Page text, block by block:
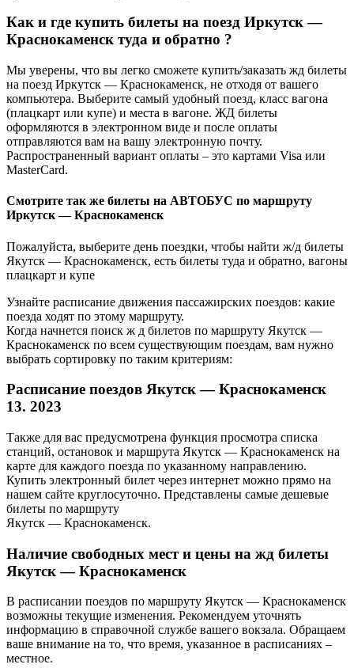
Как и где купить билеты на поезд Иркутск —
Краснокаменск туда и обратно ?
Мы уверены, что вы легко сможете купить/заказать жд билеты
на поезд Иркутск — Краснокаменск, не отходя от вашего
компьютера. Выберите самый удобный поезд, класс вагона
(плацкарт или купе) и места в вагоне. ЖД билеты
оформляются в электронном виде и после оплаты
отправляются вам на вашу электронную почту.
Распространенный вариант оплаты – это картами Visa или
MasterCard.
Смотрите так же билеты на АВТОБУС по маршруту
Иркутск — Краснокаменск
Пожалуйста, выберите день поездки, чтобы найти ж/д билеты
Якутск — Краснокаменск, есть билеты туда и обратно, вагоны
плацкарт и купе
Узнайте расписание движения пассажирских поездов: какие
поезда ходят по этому маршруту.
Когда начнется поиск ж д билетов по маршруту Якутск —
Краснокаменск по всем существующим поездам, вам нужно
выбрать сортировку по таким критериям:
Расписание поездов Якутск — Краснокаменск
13. 2023
Также для вас предусмотрена функция просмотра списка
станций, остановок и маршрута Якутск — Краснокаменск на
карте для каждого поезда по указанному направлению.
Купить электронный билет через интернет можно прямо на
нашем сайте круглосуточно. Представлены самые дешевые
билеты по маршруту
Якутск — Краснокаменск.
Наличие свободных мест и цены на жд билеты
Якутск — Краснокаменск
В расписании поездов по маршруту Якутск — Краснокаменск
возможны текущие изменения. Рекомендуем уточнять
информацию в справочной службе вашего вокзала. Обращаем
ваше внимание на то, что время, указанное в расписаниях –
местное.